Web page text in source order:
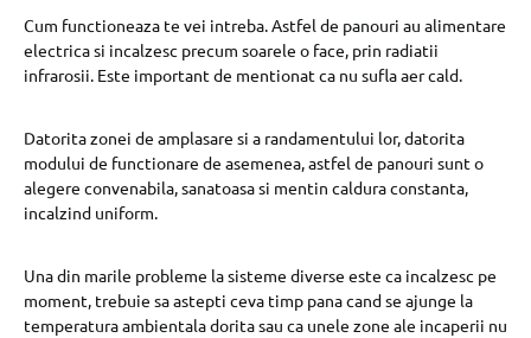
Cum functioneaza te vei intreba. Astfel de panouri au alimentare
electrica si incalzesc precum soarele o face, prin radiatii
infrarosii. Este important de mentionat ca nu sufla aer cald.
Datorita zonei de amplasare si a randamentului lor, datorita
modului de functionare de asemenea, astfel de panouri sunt o
alegere convenabila, sanatoasa si mentin caldura constanta,
incalzind uniform.
Una din marile probleme la sisteme diverse este ca incalzesc pe
moment, trebuie sa astepti ceva timp pana cand se ajunge la
temperatura ambientala dorita sau ca unele zone ale incaperii nu